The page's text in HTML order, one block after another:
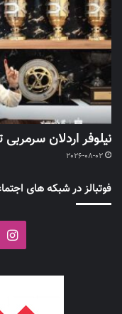
نیلوفر اردلان
2026-08-02
فوتبالز در شبکه های